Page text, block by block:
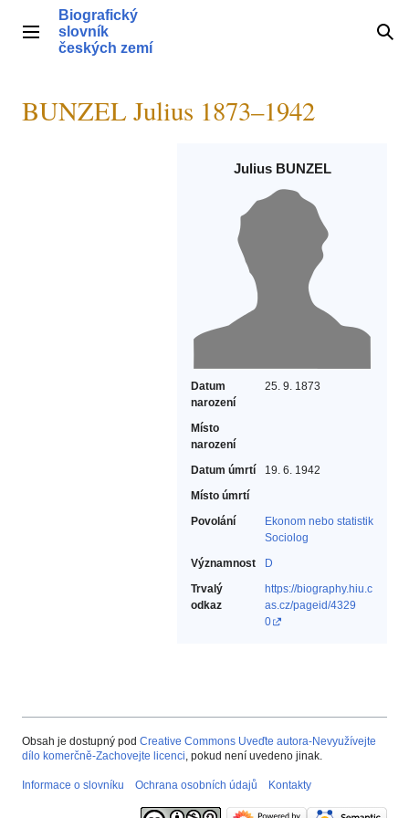
obsahHlavní menu
Biografický
slovník
českých zemí
BUNZEL Julius 1873–1942
Julius BUNZEL
Datum
narození
25. 9. 1873
Místo
narození
Datum úmrtí
19. 6. 1942
Místo úmrtí
Povolání
Ekonom nebo statistik‎
Sociolog‎
Významnost
D
Trvalý
odkaz
https://biography.hiu.c
as.cz/pageid/4329
0
Obsah je dostupný pod Creative Commons Uveďte autora-Nevyužívejte
dílo komerčně-Zachovejte licenci, pokud není uvedeno jinak.
Informace o slovníku Ochrana osobních údajů Kontakty